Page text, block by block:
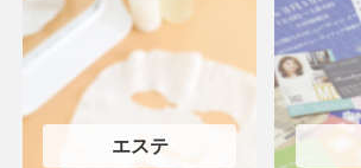
エステ